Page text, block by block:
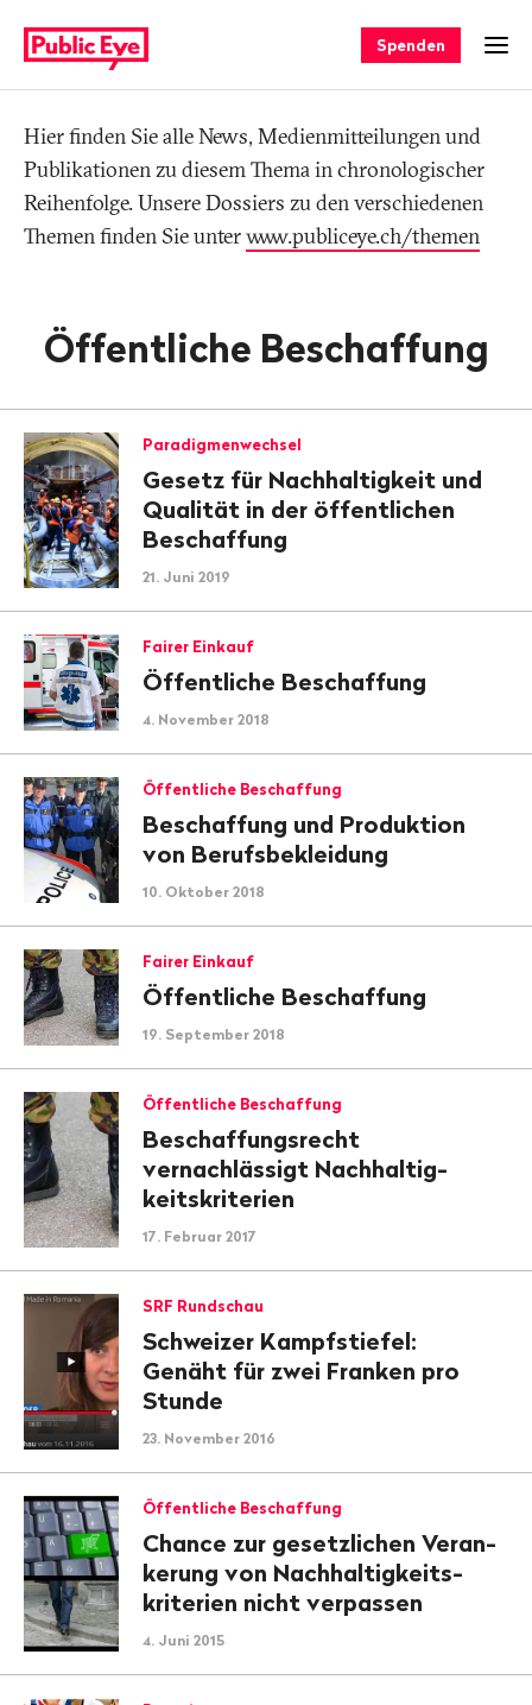
auf
publiceye.ch
Spenden
Tag
Hier finden Sie alle News, Medienmitteilungen und
Publikationen zu diesem Thema in chronologischer
Reihenfolge. Unsere Dossiers zu den verschiedenen
Themen finden Sie unterwww.publiceye.ch/themen
Öffentliche Beschaffung
Paradigmenwechsel
Gesetz für Nachhaltigkeit und
Qualität in der öffentlichen
Beschaffung
21. Juni 2019
Fairer Einkauf
Öffentliche Beschaffung
4. November 2018
Öffentliche Beschaffung
Beschaffung und Produktion
von Berufsbekleidung
10. Oktober 2018
Fairer Einkauf
Öffentliche Beschaffung
19. September 2018
Öffentliche Beschaffung
Beschaffungs­recht
vernachlässigt Nach­hal­tig­
keits­kriterien
17. Februar 2017
SRF Rundschau
Schweizer Kampfstiefel:
Genäht für zwei Franken pro
Stunde
23. November 2016
Öffentliche Beschaffung
Chance zur gesetz­lichen Ver­an­
kerung von Nach­haltigkeits­
krite­rien nicht verpassen
4. Juni 2015